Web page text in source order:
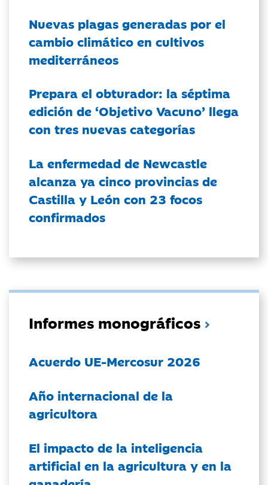
Nuevas plagas generadas por el
cambio climático en cultivos
mediterráneos
Prepara el obturador: la séptima
edición de ‘Objetivo Vacuno’ llega
con tres nuevas categorías
La enfermedad de Newcastle
alcanza ya cinco provincias de
Castilla y León con 23 focos
confirmados
Informes monográficos
Acuerdo UE-Mercosur 2026
Año internacional de la
agricultora
El impacto de la inteligencia
artificial en la agricultura y en la